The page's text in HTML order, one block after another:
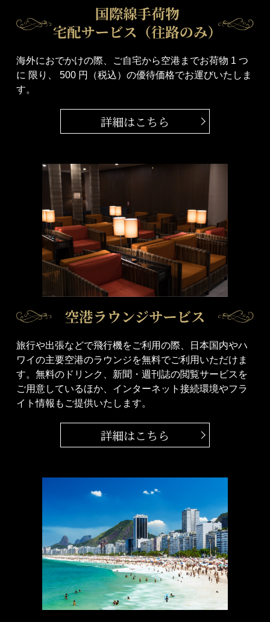
海外におでかけの際、ご自宅から空港までお荷物 1 つ
に 限り、 500 円（税込）の優待価格でお運びいたしま
す。
詳細はこちら
旅行や出張などで飛行機をご利用の際、日本国内やハ
ワイの主要空港のラウンジを無料でご利用いただけま
す。無料のドリンク、新聞・週刊誌の閲覧サービスを
ご用意しているほか、インターネット接続環境やフラ
イト情報もご提供いたします。
詳細はこちら